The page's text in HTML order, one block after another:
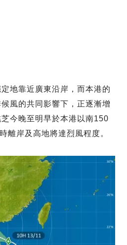
地靠近廣東沿岸，而本港的
風的共同影響下，正逐漸增
今晚至明早於本港以南150
離岸及高地將達烈風程度。